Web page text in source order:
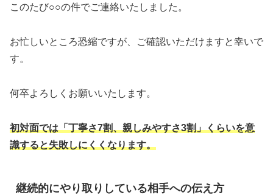
このたび○○の件でご連絡いたしました。
お忙しいところ恐縮ですが、ご確認いただけますと幸いで
す。
何卒よろしくお願いいたします。
初対面では「丁寧さ7割、親しみやすさ3割」くらいを意
識すると失敗しにくくなります。
継続的にやり取りしている相手への伝え方